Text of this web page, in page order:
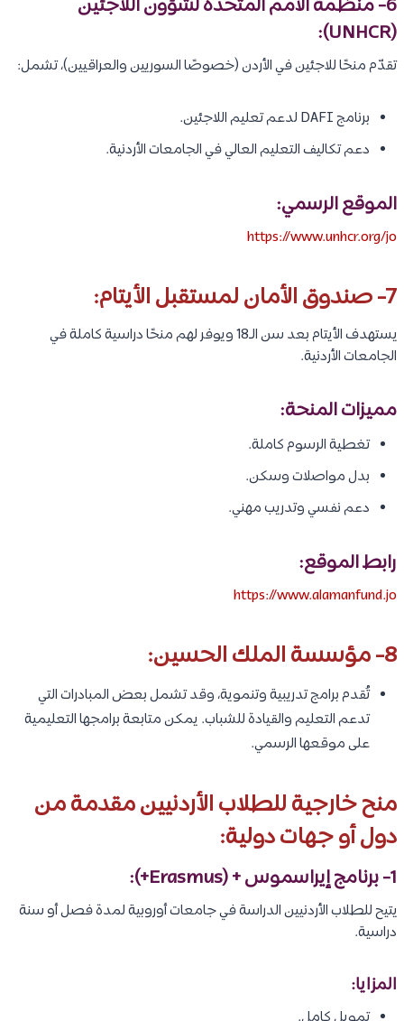
6- منظمة الأمم المتحدة لشؤون اللاجئين
(UNHCR):
تقدّم منحًا للاجئين في الأردن (خصوصًا السوريين والعراقيين)، تشمل:
برنامج DAFI لدعم تعليم اللاجئين.
دعم تكاليف التعليم العالي في الجامعات الأردنية.
الموقع الرسمي:
https://www.unhcr.org/jo
7- صندوق الأمان لمستقبل الأيتام:
يستهدف الأيتام بعد سن الـ18 ويوفر لهم منحًا دراسية كاملة في
الجامعات الأردنية.
مميزات المنحة:
تغطية الرسوم كاملة.
بدل مواصلات وسكن.
دعم نفسي وتدريب مهني.
رابط الموقع:
https://www.alamanfund.jo
8- مؤسسة الملك الحسين:
تُقدم برامج تدريبية وتنموية، وقد تشمل بعض المبادرات التي
تدعم التعليم والقيادة للشباب. يمكن متابعة برامجها التعليمية
على موقعها الرسمي.
منح خارجية للطلاب الأردنيين مقدمة من
دول أو جهات دولية:
1- برنامج إيراسموس + (Erasmus+):
يتيح للطلاب الأردنيين الدراسة في جامعات أوروبية لمدة فصل أو سنة
دراسية.
المزايا: